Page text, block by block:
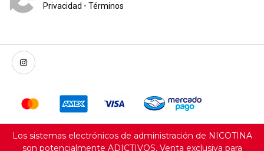
Privacidad • Términos
Los sistemas electrónicos de administración de NICOTINA
son potencialmente ADICTIVOS. Venta exclusiva para